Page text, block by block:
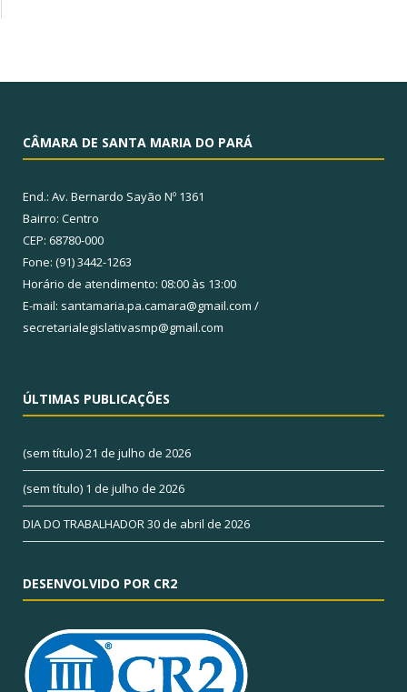
CÂMARA DE SANTA MARIA DO PARÁ
End.: Av. Bernardo Sayão Nº 1361
Bairro: Centro
CEP: 68780-000
Fone: (91) 3442-1263
Horário de atendimento: 08:00 às 13:00
E-mail: santamaria.pa.camara@gmail.com /
secretarialegislativasmp@gmail.com
ÚLTIMAS PUBLICAÇÕES
(sem título)21 de julho de 2026
(sem título) 1 de julho de 2026
DIA DO TRABALHADOR30 de abril de 2026
DESENVOLVIDO POR CR2